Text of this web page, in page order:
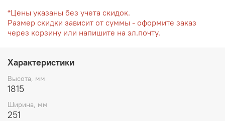
*Цены указаны без учета скидок.
Размер скидки зависит от суммы - оформите заказ
через корзину или напишите на эл.почту.
Характеристики
Высота, мм
1815
Ширина, мм
251